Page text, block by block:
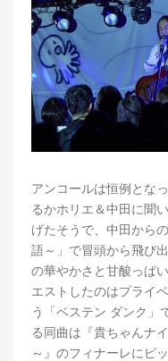
アンコールは恒例とな
るかホリエ＆中田に聞
げたそうで、中田から
語～」で冒頭から飛び
の華やかさと甘酸っぱ
エストしたのはプライ
う「ベステン ダンク」
る同曲は『貴ちゃんナ
～』のフィナーレにピ